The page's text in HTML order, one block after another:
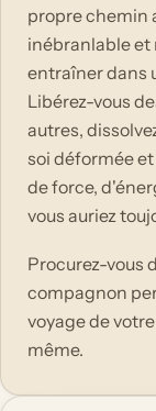
propre chemin
inébranlable et
entraîner dans
Libérez-vous
autres,
soi déformée
de force,
vous auriez
Procurez-vous
compagnon
voyage de
même.